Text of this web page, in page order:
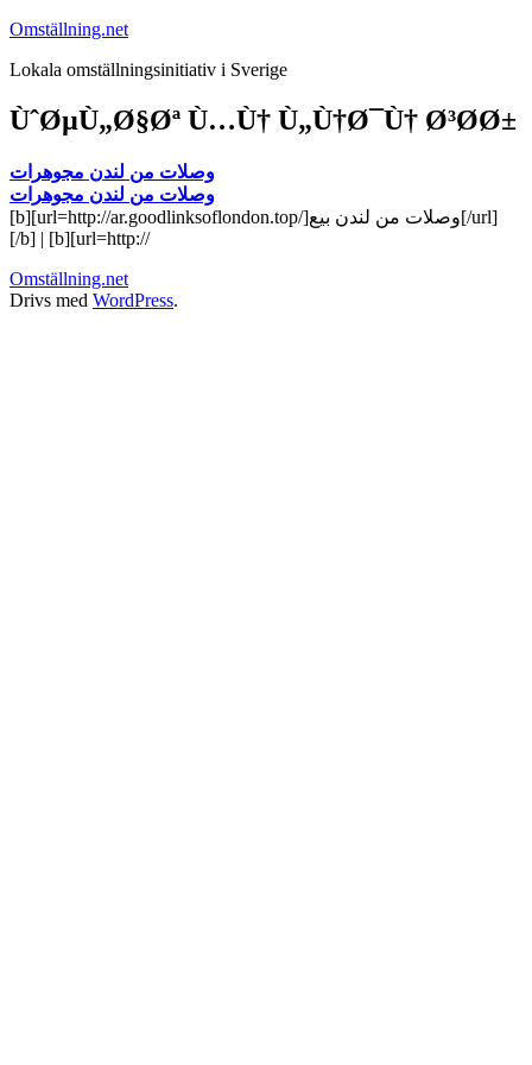
Hoppa
innehåll
Omställning.net
Lokala omställningsinitiativ i Sverige
ÙˆØµÙ„Ø§Øª Ù…Ù† Ù„Ù†Ø¯Ù† Ø³Ø­Ø±
وصلات من لندن مجوهرات
وصلات من لندن مجوهرات
[b][url=http://ar.goodlinksoflondon.top/]وصلات من لندن بيع[/url]
[/b] | [b][url=http://
Omställning.net
Drivs med WordPress.